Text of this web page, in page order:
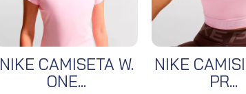
NIKE CAMISETA W.
ONE...
NIKE
PR...